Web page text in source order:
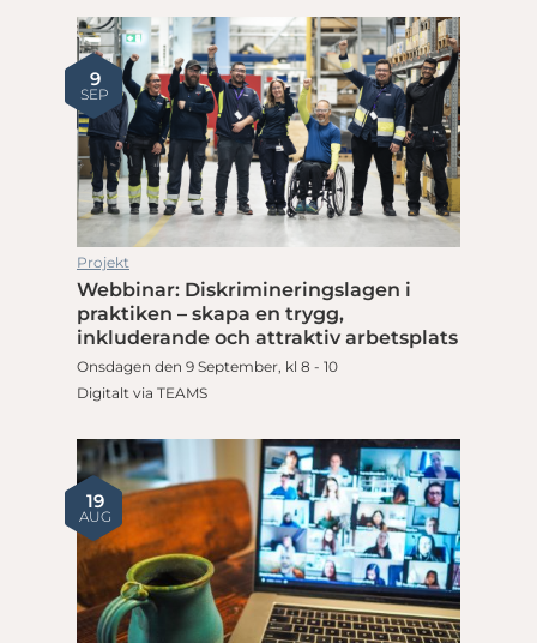
9
SEP
Projekt
Webbinar: Diskrimineringslagen i
praktiken – skapa en trygg,
inkluderande och attraktiv arbetsplats
Onsdagen den 9 September, kl 8 - 10
Digitalt via TEAMS
19
AUG